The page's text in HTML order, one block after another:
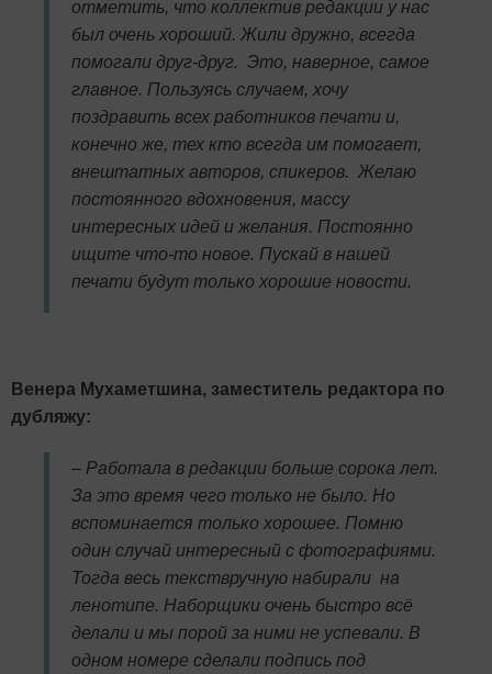
отметить, что коллектив редакции у нас
был очень хороший. Жили дружно, всегда
помогали друг-друг. Это, наверное, самое
главное. Пользуясь случаем, хочу
поздравить всех работников печати и,
конечно же, тех кто всегда им помогает,
внештатных авторов, спикеров. Желаю
постоянного вдохновения, массу
интересных идей и желания. Постоянно
ищите что-то новое. Пускай в нашей
печати будут только хорошие новости.
Венера Мухаметшина, заместитель редактора по
дубляжу:
– Работала в редакции больше сорока лет.
За это время чего только не было. Но
вспоминается только хорошее. Помню
один случай интересный с фотографиями.
Тогда весь текствручную набирали на
ленотипе. Наборщики очень быстро всё
делали и мы порой за ними не успевали. В
одном номере сделали подпись под